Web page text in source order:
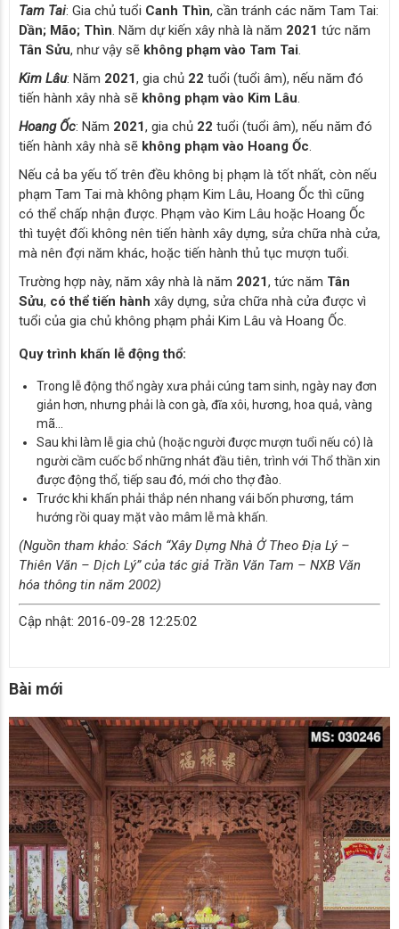
Tam Tai: Gia chủ tuổi Canh Thìn, cần tránh các năm Tam Tai:
Dần; Mão; Thìn. Năm dự kiến xây nhà là năm 2021 tức năm
Tân Sửu, như vậy sẽ không phạm vào Tam Tai.
Kim Lâu: Năm 2021, gia chủ 22 tuổi (tuổi âm), nếu năm đó
tiến hành xây nhà sẽ không phạm vào Kim Lâu.
Hoang Ốc: Năm 2021, gia chủ 22 tuổi (tuổi âm), nếu năm đó
tiến hành xây nhà sẽ không phạm vào Hoang Ốc.
Nếu cả ba yếu tố trên đều không bị phạm là tốt nhất, còn nếu
phạm Tam Tai mà không phạm Kim Lâu, Hoang Ốc thì cũng
có thể chấp nhận được. Phạm vào Kim Lâu hoặc Hoang Ốc
thì tuyệt đối không nên tiến hành xây dựng, sửa chữa nhà cửa,
mà nên đợi năm khác, hoặc tiến hành thủ tục mượn tuổi.
Trường hợp này, năm xây nhà là năm 2021, tức năm Tân
Sửu, có thể tiến hành xây dựng, sửa chữa nhà cửa được vì
tuổi của gia chủ không phạm phải Kim Lâu và Hoang Ốc.
Quy trình khấn lễ động thổ:
Trong lễ động thổ ngày xưa phải cúng tam sinh, ngày nay đơn
giản hơn, nhưng phải là con gà, đĩa xôi, hương, hoa quả, vàng
mã…
Sau khi làm lễ gia chủ (hoặc người được mượn tuổi nếu có) là
người cầm cuốc bổ những nhát đầu tiên, trình với Thổ thần xin
được động thổ, tiếp sau đó, mới cho thợ đào.
Trước khi khấn phải thắp nén nhang vái bốn phương, tám
hướng rồi quay mặt vào mâm lễ mà khấn.
(Nguồn tham khảo: Sách “Xây Dựng Nhà Ở Theo Địa Lý –
Thiên Văn – Dịch Lý” của tác giả Trần Văn Tam – NXB Văn
hóa thông tin năm 2002)
Cập nhật: 2016-09-28 12:25:02
Bài mới